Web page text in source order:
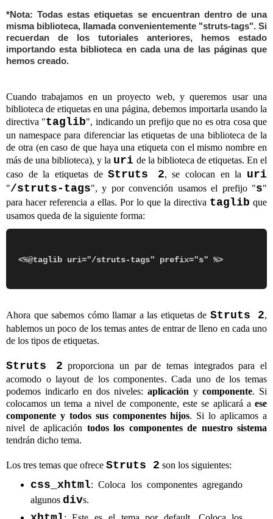
*Nota: Todas estas etiquetas se encuentran dentro de una
misma biblioteca, llamada convenientemente "struts-tags". Si
recuerdan de los tutoriales anteriores, hemos estado
importando esta biblioteca en cada una de las páginas que
hemos creado.
Cuando trabajamos en un proyecto web, y queremos usar una
biblioteca de etiquetas en una página, debemos importarla usando la
directiva "taglib", indicando un prefijo que no es otra cosa que
un namespace para diferenciar las etiquetas de una biblioteca de la
de otra (en caso de que haya una etiqueta con el mismo nombre en
más de una biblioteca), y la uri de la biblioteca de etiquetas. En el
caso de la etiquetas deStruts 2, se colocan en la uri
"/struts-tags", y por convención usamos el prefijo "s"
para hacer referencia a ellas. Por lo que la directiva taglib que
usamos queda de la siguiente forma:
Ahora que sabemos cómo llamar a las etiquetas de Struts 2,
hablemos un poco de los temas antes de entrar de lleno en cada uno
de los tipos de etiquetas.
Struts 2 proporciona un par de temas integrados para el
acomodo o layout de los componentes. Cada uno de los temas
podemos indicarlo en dos niveles: aplicación y componente. Si
colocamos un tema a nivel de componente, este se aplicará a ese
componente y todos sus componentes hijos. Si lo aplicamos a
nivel de aplicación todos los componentes de nuestro sistema
tendrán dicho tema.
Los tres temas que ofrece Struts 2 son los siguientes:
css_xhtml: Coloca los componentes agregando
algunos divs.